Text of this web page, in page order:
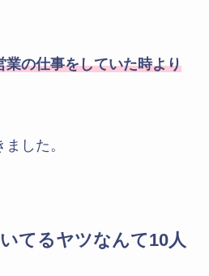
業の仕事をしていた時より
した。
てるヤツなんて10人